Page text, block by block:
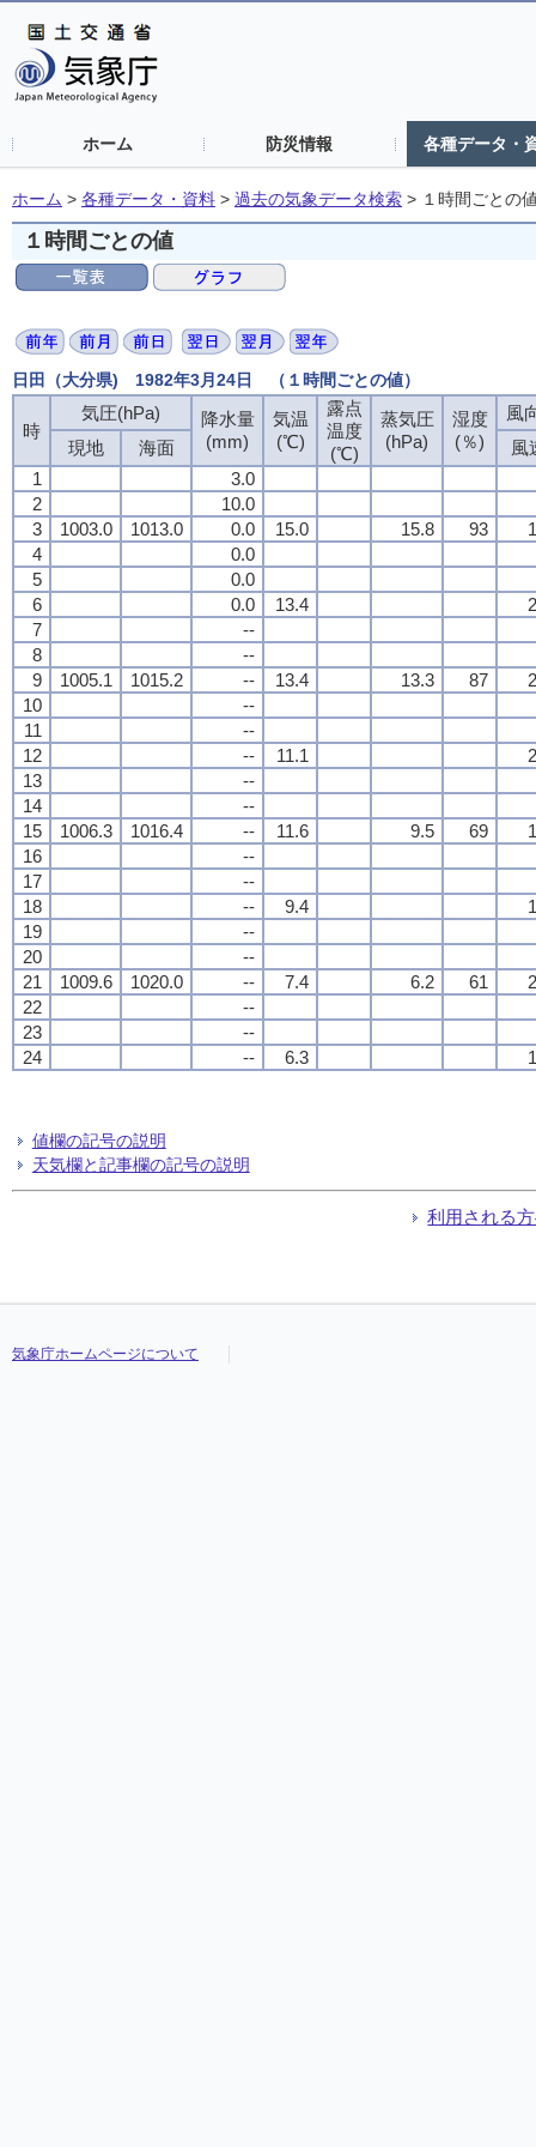
ホーム 防災情報 各種データ・
ホーム > 各種データ・資料 > 過去の気象データ検索 > １時間ごとの
１時間ごとの値
日田（大分県) 1982年3月24日 （１時間ごとの値）
時
気圧(hPa)
降水量
(mm)
気温
(℃)
露点
温度
(℃)
蒸気圧
(hPa)
湿度
(％)
風
現地
海面
風
1
3.0
2
10.0
3
1003.0 1013.0 0.0 15.0 15.8 93
4
0.0
5
0.0
6
0.0 13.4
7
--
8
--
9
1005.1 1015.2 -- 13.4 13.3 87
10
--
11
--
12
-- 11.1
13
--
14
--
15
1006.3 1016.4 -- 11.6 9.5 69
16
--
17
--
18
-- 9.4
19
--
20
--
21
1009.6 1020.0 -- 7.4 6.2 61
22
--
23
--
24
-- 6.3
値欄の記号の説明
天気欄と記事欄の記号の説明
利用される
気象庁ホームページについて